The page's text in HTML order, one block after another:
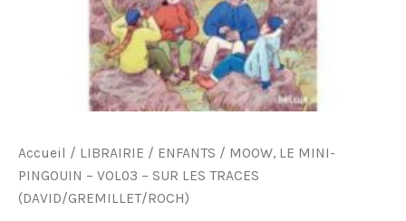
Accueil / LIBRAIRIE / ENFANTS / MOOW, LE MINI-
PINGOUIN – VOL03 – SUR LES TRACES
(DAVID/GREMILLET/ROCH)